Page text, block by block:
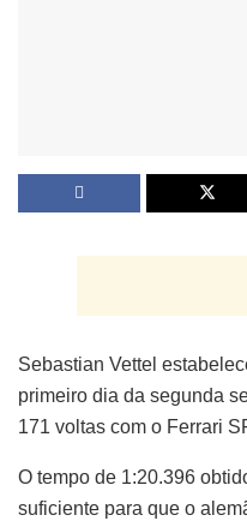
Sebastian Vettel
primeiro dia da segunda
171 voltas com o Ferrari
O tempo de 1:20.396
suficiente para que o